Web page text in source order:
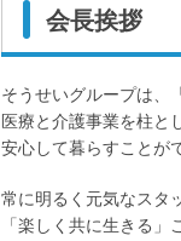
会長挨拶
そうせいグループは、
医療と介護事業を柱と
安心して暮らすことが
常に明るく元気なスタ
「楽しく共に生きる